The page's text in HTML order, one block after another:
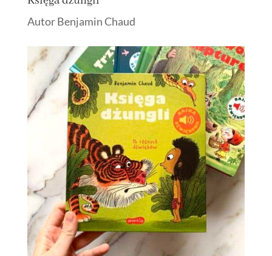
Autor Benjamin Chaud